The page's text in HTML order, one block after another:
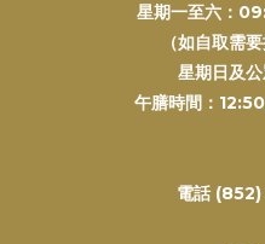
星期一至六：
（如自取需
星期日及
午膳時間：
電話